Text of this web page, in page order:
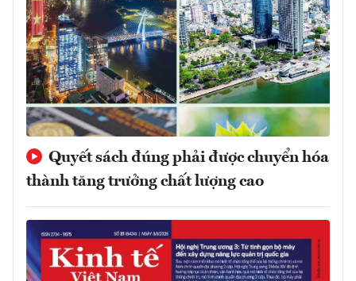
Quyết sách đúng phải được chuyển hóa
thành tăng trưởng chất lượng cao